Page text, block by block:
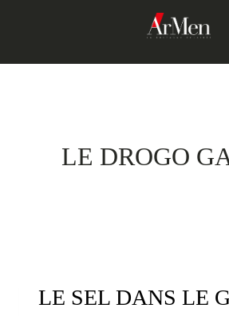
LE DROGO
LE SEL DANS LE